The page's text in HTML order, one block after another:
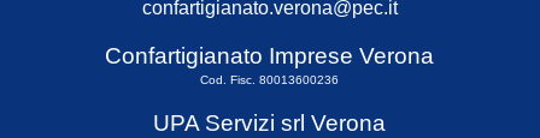
confartigianato.verona@pec.it
Confartigianato Imprese Verona
Cod. Fisc. 80013600236
UPA Servizi srl Verona